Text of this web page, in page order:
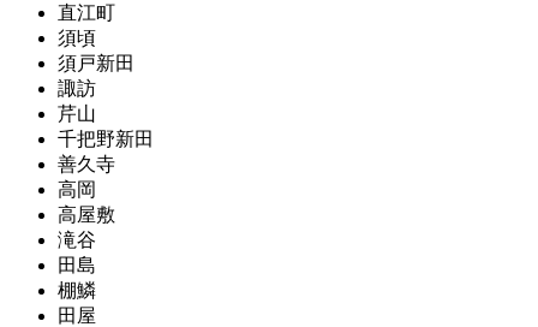
直江町
須頃
須戸新田
諏訪
芹山
千把野新田
善久寺
高岡
高屋敷
滝谷
田島
棚鱗
田屋